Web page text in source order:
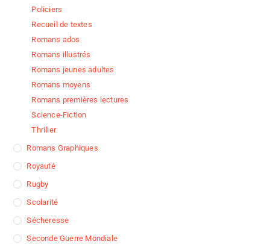
Policiers
Recueil de textes
Romans ados
Romans illustrés
Romans jeunes adultes
Romans moyens
Romans premières lectures
Science-Fiction
Thriller
Romans Graphiques
Royauté
Rugby
Scolarité
Sécheresse
Seconde Guerre Mondiale